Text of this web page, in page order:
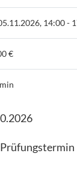
14:00 -
€